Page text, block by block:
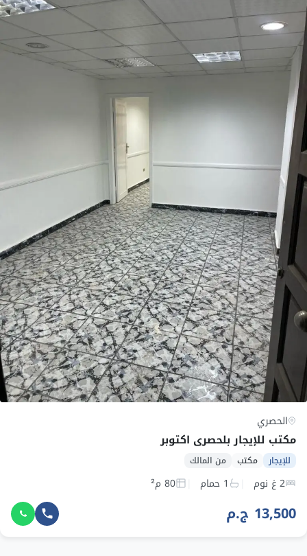
الحصري
مكتب للإيجار بلحصري اكتوبر
للإيجار مكتب من المالك
2 غ نوم 1 حمام 80 م²
13,500 ج.م